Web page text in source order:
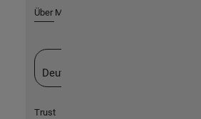
Über MathWorks
Deutschland
Trust